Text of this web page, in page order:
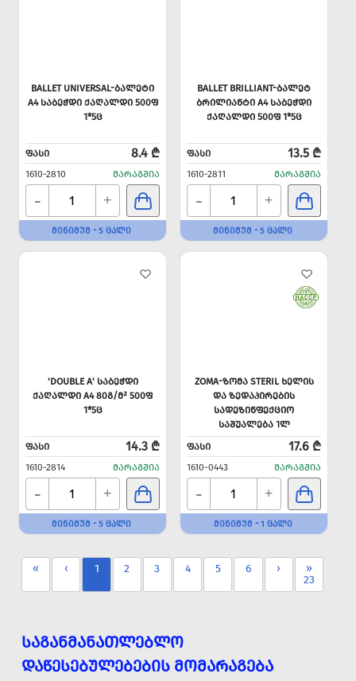
BALLET UNIVERSAL-ᲑᲐᲚᲔᲢᲘ
A4 ᲡᲐᲑᲔᲭᲓᲘ ᲥᲐᲦᲐᲚᲓᲘ 500Ფ
1*5Ც
ᲤᲐᲡᲘ 8.4 ₾
1610-2810 ᲛᲐᲠᲐᲒᲨᲘᲐ
- +
ᲛᲘᲜᲘᲛᲣᲛ - 5 ᲪᲐᲚᲘ
BALLET BRILLIANT-ᲑᲐᲚᲔᲢ
ᲑᲠᲘᲚᲘᲐᲜᲢᲘ A4 ᲡᲐᲑᲔᲭᲓᲘ
ᲥᲐᲦᲐᲚᲓᲘ 500Ფ 1*5Ც
ᲤᲐᲡᲘ 13.5 ₾
1610-2811 ᲛᲐᲠᲐᲒᲨᲘᲐ
- +
ᲛᲘᲜᲘᲛᲣᲛ - 5 ᲪᲐᲚᲘ
'DOUBLE A' ᲡᲐᲑᲔᲭᲓᲘ
ᲥᲐᲦᲐᲚᲓᲘ A4 80Გ/Მ² 500Ფ
1*5Ც
ᲤᲐᲡᲘ 14.3 ₾
1610-2814 ᲛᲐᲠᲐᲒᲨᲘᲐ
- +
ᲛᲘᲜᲘᲛᲣᲛ - 5 ᲪᲐᲚᲘ
ZOMA-ᲖᲝᲛᲐ STERIL ᲮᲔᲚᲘᲡ
ᲓᲐ ᲖᲔᲓᲐᲞᲘᲠᲔᲑᲘᲡ
ᲡᲐᲓᲔᲖᲘᲜᲤᲔᲥᲪᲘᲝ
ᲡᲐᲨᲣᲐᲚᲔᲑᲐ 1Ლ
ᲤᲐᲡᲘ
17.6 ₾
1610-0443 ᲛᲐᲠᲐᲒᲨᲘᲐ
- +
ᲛᲘᲜᲘᲛᲣᲛ - 1 ᲪᲐᲚᲘ
« ‹ 1 2 3 4 5 6 ›
»
23
ᲡᲐᲒᲐᲜᲛᲐᲜᲐᲗᲚᲔᲑᲚᲝ
ᲓᲐᲬᲔᲡᲔᲑᲣᲚᲔᲑᲔᲑᲘᲡ ᲛᲝᲛᲐᲠᲐᲒᲔᲑᲐ